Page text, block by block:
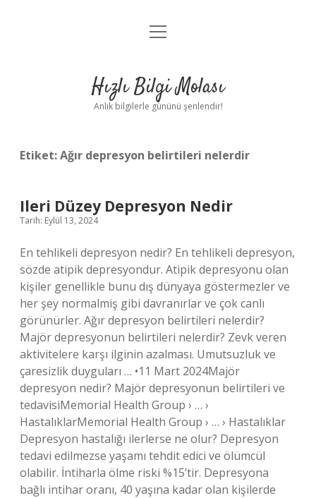
Anasayfa
Yasal Uyarı
menüyü
Hızlı Bilgi Molası
Anlık bilgilerle gününü şenlendir!
Etiket:Ağır depresyon belirtileri nelerdir
Ileri Düzey Depresyon Nedir
Tarih: Eylül 13, 2024
En tehlikeli depresyon nedir? En tehlikeli depresyon,
sözde atipik depresyondur. Atipik depresyonu olan
kişiler genellikle bunu dış dünyaya göstermezler ve
her şey normalmiş gibi davranırlar ve çok canlı
görünürler. Ağır depresyon belirtileri nelerdir?
Majör depresyonun belirtileri nelerdir? Zevk veren
aktivitelere karşı ilginin azalması. Umutsuzluk ve
çaresizlik duyguları … •11 Mart 2024Majör
depresyon nedir? Majör depresyonun belirtileri ve
tedavisiMemorial Health Group › … ›
HastalıklarMemorial Health Group › … › Hastalıklar
Depresyon hastalığı ilerlerse ne olur? Depresyon
tedavi edilmezse yaşamı tehdit edici ve ölümcül
olabilir. İntiharla ölme riski %15’tir. Depresyona
bağlı intihar oranı, 40 yaşına kadar olan kişilerde